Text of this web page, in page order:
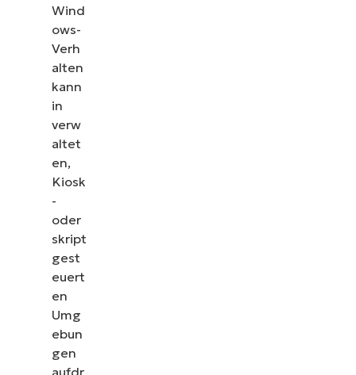
Wind
ows-
Verh
alten
kann
in
verw
altet
en,
Kiosk
-
oder
skript
gest
euert
en
Umg
ebun
gen
aufdr